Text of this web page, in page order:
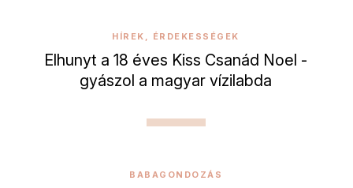
HÍREK, ÉRDEKESSÉGEK
Elhunyt a 18 éves Kiss Csanád Noel -
gyászol a magyar vízilabda
BABAGONDOZÁS